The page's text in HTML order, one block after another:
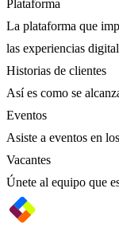
Plataforma
La plataforma que
las experiencias
Historias de clientes
Así es como se
Eventos
Asiste a eventos en
Vacantes
Únete al equipo que